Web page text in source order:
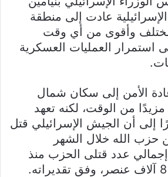
الإسرائيلية عادت إلى منطقة
وأقوى من أي وقت
العمليات العسكرية
الأمن إلى سكان شمال
من الوقت، لكنه تعهد
إلى أن الجيش الإسرائيلي قتل
من حزب الله خلال الشهر
إجمالي عدد قتلى الحزب منذ